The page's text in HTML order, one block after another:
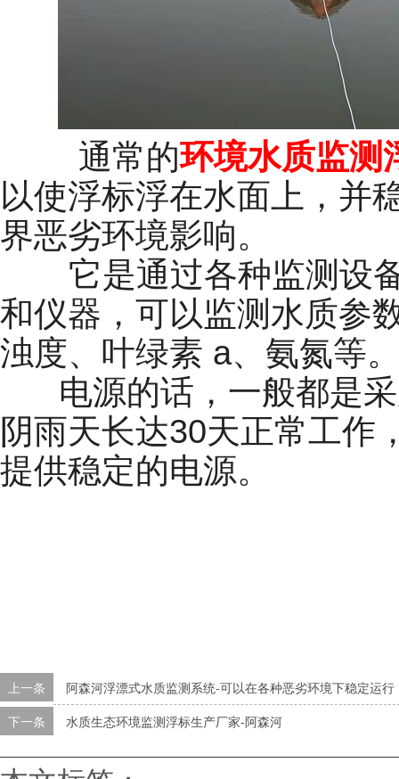
通常的环境水质监测
以使浮标浮在水面上，并
界恶劣环境影响。
它是通过各种监测设备
和仪器，可以监测水质参
浊度、叶绿素 a、氨氮等
电源的话，一般都是采
阴雨天长达30天正常工作
提供稳定的电源。
上一条
阿森河浮漂式水质监测系统-可以在各种恶劣环境下稳定运行
下一条
水质生态环境监测浮标生产厂家-阿森河